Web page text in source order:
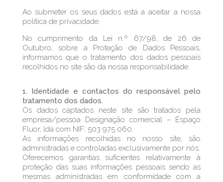
Ao submeter os seus dados está a aceitar a nossa
política de privacidade.
No cumprimento da Lei n.º 67/98, de 26 de
Outubro, sobre a Proteção de Dados Pessoais,
informamos que o tratamento dos dados pessoais
recolhidos no site são da nossa responsabilidade.
1. Identidade e contactos do responsável pelo
tratamento dos dados.
Os dados captados neste site são tratados pela
empresa/pessoa Designação comercial – Espaço
Fluor, lda com NIF: 503 975 060.
As informações recolhidas no nosso site, são
administradas e controladas exclusivamente por nós.
Oferecemos garantias suficientes relativamente à
proteção das suas informações pessoais sendo as
mesmas administradas em conformidade com a